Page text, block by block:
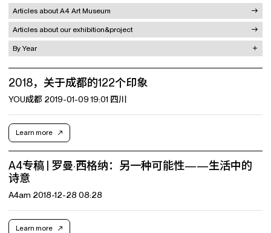
Articles about A4 Art Museum
Articles about our exhibition&project
By Year
2018，关于成都的122个印象
YOU成都 2019-01-09 19:01 四川
Learn more
A4专稿 | 罗曼·西格纳：另一种可能性——生活中的
诗意
A4am 2018-12-28 08:28
Learn more